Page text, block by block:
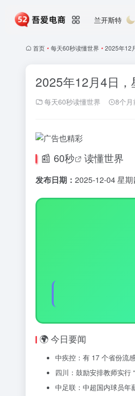
兰开斯特
首页 • 每天60秒读懂世界 • 2025年12
2025年12月4日，
每天60秒读懂世界 8个月
📰 60秒 读懂世界
发布日期： 2025-12-04 星期
🌍 今日要闻
中疾控：有 17 个省份流
四川：鼓励安排教师实行
中足联：中超国内球员年